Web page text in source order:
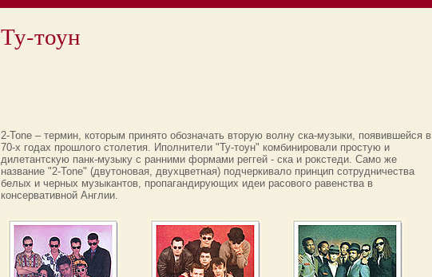
Ту-тоун
2-Tone – термин, которым принято обозначать вторую волну ска-музыки, появившейся в
70-х годах прошлого столетия. Иполнители "Ту-тоун" комбинировали простую и
дилетантскую панк-музыку с ранними формами реггей - ска и рокстеди. Само же
название "2-Tone" (двутоновая, двухцветная) подчеркивало принцип сотрудничества
белых и черных музыкантов, пропагандирующих идеи расового равенства в
консервативной Англии.